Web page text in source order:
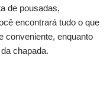
de pousadas,
encontrará tudo o que
conveniente, enquanto
chapada.